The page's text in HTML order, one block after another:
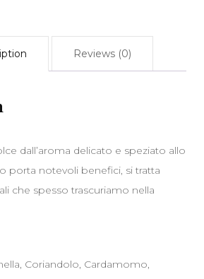
Reviews (0)
dall’aroma delicato e speziato allo
porta notevoli benefici, si tratta
che spesso trascuriamo nella
Coriandolo, Cardamomo,